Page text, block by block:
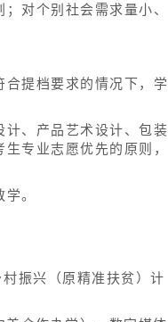
对个别社会需求量小、
提档要求的情况下，学
、产品艺术设计、包装
专业志愿优先的原则，
。
振兴（原精准扶贫）计